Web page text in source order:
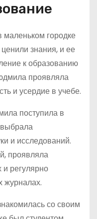
городке
знания, и ее
к образованию
проявляла
и усердие в учебе.
поступила в
и исследований.
проявляла
и регулярно
журналах.
со своим